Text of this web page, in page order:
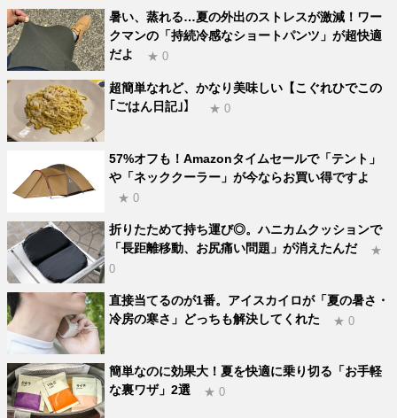
暑い、蒸れる…夏の外出のストレスが激減！ワー
クマンの「持続冷感なショートパンツ」が超快適
だよ
★ 0
超簡単なれど、かなり美味しい【こぐれひでこの
｢ごはん日記｣】
★ 0
57%オフも！Amazonタイムセールで「テント」
や「ネッククーラー」が今ならお買い得ですよ
★ 0
折りたためて持ち運び◎。ハニカムクッションで
「長距離移動、お尻痛い問題」が消えたんだ
★
0
直接当てるのが1番。アイスカイロが「夏の暑さ・
冷房の寒さ」どっちも解決してくれた
★ 0
簡単なのに効果大！夏を快適に乗り切る「お手軽
な裏ワザ」2選
★ 0